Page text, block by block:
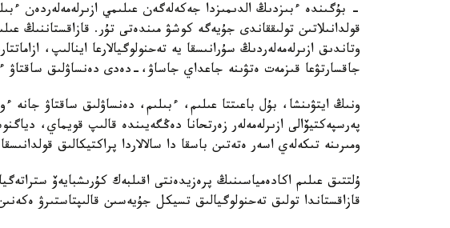
- بۇگىندە ءبىزدىڭ الدىمىزدا جەكەلەگەن عىلىمي ازىرلەمەلەردەن
قولدانىلاتىن تولىققاندى جۇيەگە كوشۋ مىندەتى تۇر. قازاقستاننىڭ
وتاندىق ازىرلەمەلەردىڭ سۇرانىسقا يە تەحنولوگيالارعا اينالىپ،
جاقسارتۋعا قىزمەت ەتۋىنە جاعداي جاساۋ،-دەدى دەنساۋلىق ساقتاۋ
ونىڭ ايتۋىنشا، بۇل باعىتتا عىلىم، ءبىلىم، دەنساۋلىق ساقتاۋ جانە
پەرسپەكتيۆالى ازىرلەمەلەر زەرتحانا دەڭگەيىندە قالىپ قويماي،
ومىرىنە تىكەلەي اسەر ەتەتىن باسقا دا سالالاردا پراكتيكالىق
ۇلتتىق عىلىم اكادەمياسىنىڭ پرەزيدەنتى اقىلبەك كۇرىشبايەۆ
قازاقستاندا تولىق تەحنولوگيالىق تسيكل جۇيەسىن قالىپتاستىرۋ